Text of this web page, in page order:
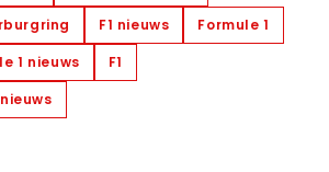
F1 nieuws
Formule 1
1 nieuws
F1